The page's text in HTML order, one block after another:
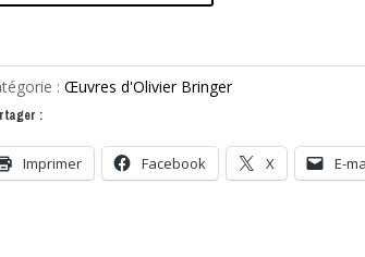
:Œuvres d'Olivier Bringer
:
Imprimer Facebook X E-